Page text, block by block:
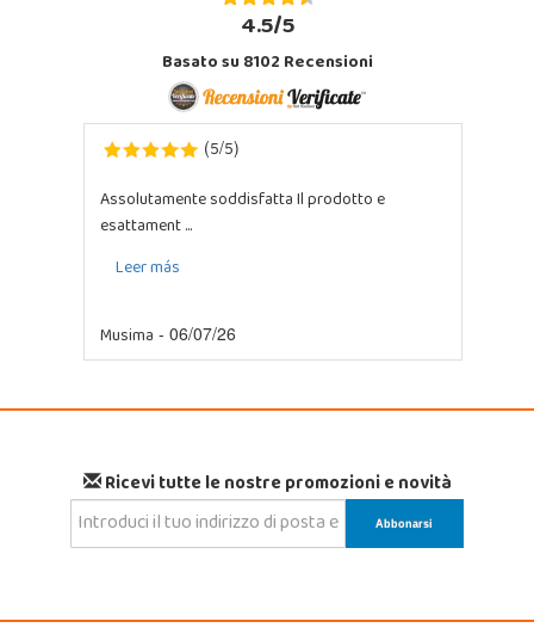
4.5/5
Basato su 8102 Recensioni
(5/5)
Assolutamente soddisfatta Il prodotto e
esattament ...
Leer más
Musima - 06/07/26
Ricevi tutte le nostre promozioni e novità